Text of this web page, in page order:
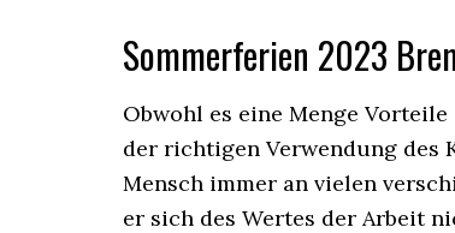
Sommerferien 2023
Obwohl es eine Menge
der richtigen Verwendung des
Mensch immer an vielen
er sich des Wertes der Arbeit